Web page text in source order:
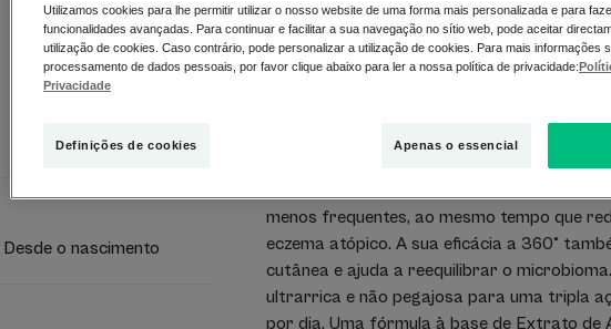
Doseador
400ml
Tubo
Tubo
200ml
o nascimento
O Bálsamo Emoliente Antiprurido acalma
menos frequentes, ao mesmo tempo que
eczema atópico. A sua eficácia a 360°
cutânea e ajuda a reequilibrar o
ultrarrica e não pegajosa para uma tripla
por dia. Uma fórmula à base de Extrato de
Utilizamos cookies para lhe permitir utilizar o nosso website de uma forma mais personalizada e para
funcionalidades avançadas. Para continuar e facilitar a sua navegação no sítio web, pode aceitar
utilização de cookies. Caso contrário, pode personalizar a utilização de cookies. Para mais informações
processamento de dados pessoais, por favor clique abaixo para ler a nossa política de privacidade:
Privacidade
Definições de cookies Apenas o essencial